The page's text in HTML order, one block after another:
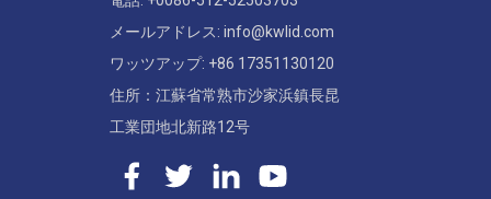
メールアドレス: info@kwlid.com
ワッツアップ: +86 17351130120
住所：江蘇省常熟市沙家浜鎮長昆
工業団地北新路12号